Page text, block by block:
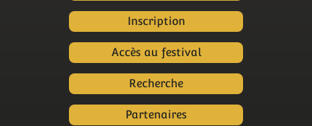
Inscription
Accès au festival
Recherche
Partenaires